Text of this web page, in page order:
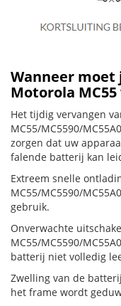
Wanneer
Motorola
Het tijdig vervangen
MC55/MC5590/
zorgen dat uw
falende batterij kan
Extreem snelle
MC55/MC5590/
gebruik.
Onverwachte
MC55/MC5590/
batterij niet volledig
Zwelling van de
het frame wordt